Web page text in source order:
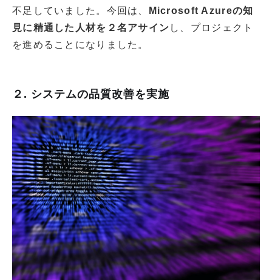
不足していました。今回は、
Microsoft Azureの知
見に精通した人材を２名アサイン し、プロジェクト
を進めることになりました。
２. システムの品質改善を実施